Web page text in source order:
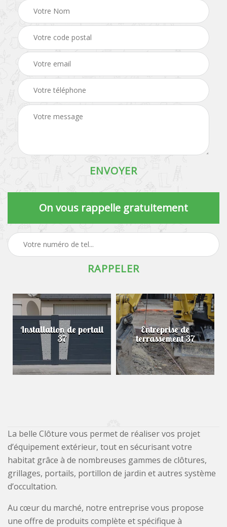
On vous rappelle gratuitement
Installation de portail
37
Entreprise de
terrassement 37
La belle Clôture vous permet de réaliser vos projet
d’équipement extérieur, tout en sécurisant votre
habitat grâce à de nombreuses gammes de clôtures,
grillages, portails, portillon de jardin et autres système
d’occultation.
Au cœur du marché, notre entreprise vous propose
une offre de produits complète et spécifique à